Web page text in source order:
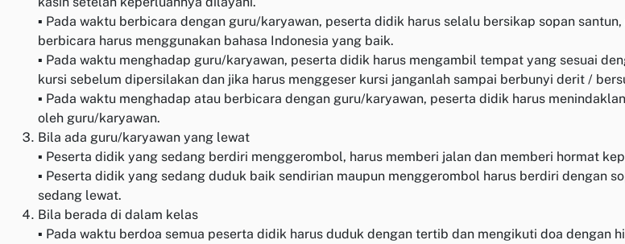
▪ Pada waktu berbicara dengan guru/karyawan, peserta didik harus selalu bersikap sopan
berbicara harus menggunakan bahasa Indonesia yang baik.
▪ Pada waktu menghadap guru/karyawan, peserta didik harus mengambil tempat yang sesuai
kursi sebelum dipersilakan dan jika harus menggeser kursi janganlah sampai berbunyi derit /
▪ Pada waktu menghadap atau berbicara dengan guru/karyawan, peserta didik harus
oleh guru/karyawan.
Bila ada guru/karyawan yang lewat
▪ Peserta didik yang sedang berdiri menggerombol, harus memberi jalan dan memberi hormat
▪ Peserta didik yang sedang duduk baik sendirian maupun menggerombol harus berdiri dengan
sedang lewat.
Bila berada di dalam kelas
▪ Pada waktu berdoa semua peserta didik harus duduk dengan tertib dan mengikuti doa dengan